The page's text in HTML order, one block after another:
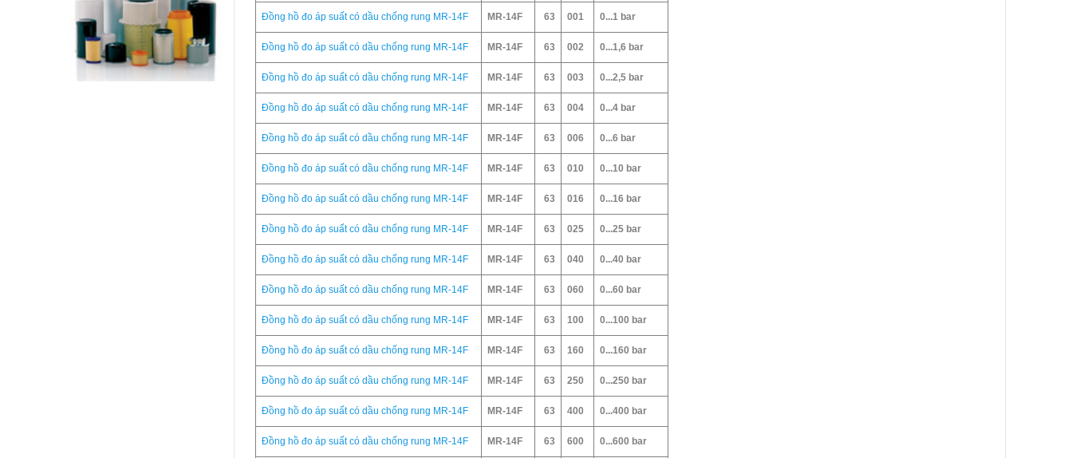
Đồng hồ đo áp suất có dầu chống rung MR-14F MR-14F 63 001 0...1 bar
Đồng hồ đo áp suất có dầu chống rung MR-14F MR-14F 63 002 0...1,6 bar
Đồng hồ đo áp suất có dầu chống rung MR-14F MR-14F 63 003 0...2,5 bar
Đồng hồ đo áp suất có dầu chống rung MR-14F MR-14F 63 004 0...4 bar
Đồng hồ đo áp suất có dầu chống rung MR-14F MR-14F 63 006 0...6 bar
Đồng hồ đo áp suất có dầu chống rung MR-14F MR-14F 63 010 0...10 bar
Đồng hồ đo áp suất có dầu chống rung MR-14F MR-14F 63 016 0...16 bar
Đồng hồ đo áp suất có dầu chống rung MR-14F MR-14F 63 025 0...25 bar
Đồng hồ đo áp suất có dầu chống rung MR-14F MR-14F 63 040 0...40 bar
Đồng hồ đo áp suất có dầu chống rung MR-14F MR-14F 63 060 0...60 bar
Đồng hồ đo áp suất có dầu chống rung MR-14F MR-14F 63 100 0...100 bar
Đồng hồ đo áp suất có dầu chống rung MR-14F MR-14F 63 160 0...160 bar
Đồng hồ đo áp suất có dầu chống rung MR-14F MR-14F 63 250 0...250 bar
Đồng hồ đo áp suất có dầu chống rung MR-14F MR-14F 63 400 0...400 bar
Đồng hồ đo áp suất có dầu chống rung MR-14F MR-14F 63 600 0...600 bar